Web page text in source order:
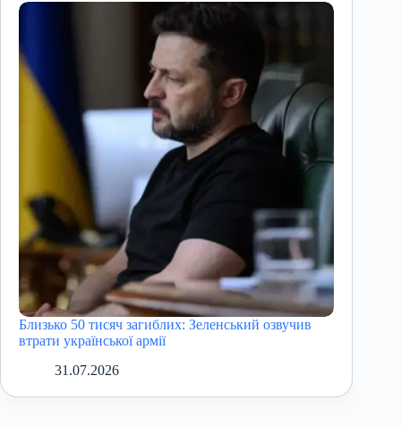
Близько 50 тисяч загиблих: Зеленський озвучив
втрати української армії
31.07.2026